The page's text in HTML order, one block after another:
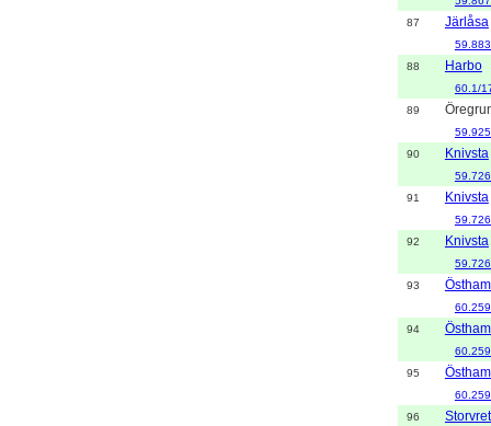
87
Järlåsa
88
Harbo
60.1/
89
90
Knivsta
91
Knivsta
92
Knivsta
93
94
95
96